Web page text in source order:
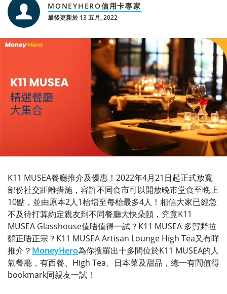
MONEYHERO信用卡專家
最後更新於 13 五月, 2022
K11 MUSEA餐廳推介及優惠！2022年4月21日起正式放寬
部份社交距離措施，容許不同食市可以開放晚市堂食至晚上
10點，並由原本2人1枱增至每枱最多4人！相信大家已經急
不及待打算約定親友到不同餐廳大快朵頤，究竟K11
MUSEA Glasshouse值唔值得一試？K11 MUSEA 多賀野拉
麵正唔正宗？K11 MUSEA Artisan Lounge High Tea又有咩
推介？ MoneyHero為你搜羅出十多間位於K11 MUSEA的人
氣餐廳，有西餐、High Tea、日本菜及甜品，總一有間值得
bookmark同親友一試！